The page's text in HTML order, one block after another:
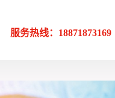
服务热线：18871873169